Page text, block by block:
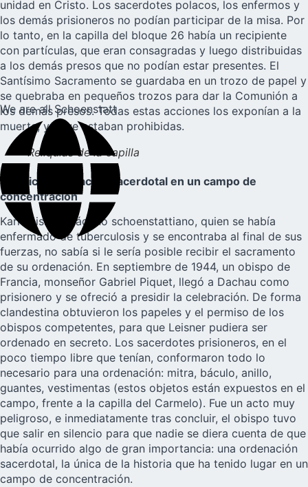
unidad en Cristo. Los sacerdotes polacos, los enfermos y
los demás prisioneros no podían participar de la misa. Por
lo tanto, en la capilla del bloque 26 había un recipiente
con partículas, que eran consagradas y luego distribuidas
a los demás presos que no podían estar presentes. El
Santísimo Sacramento se guardaba en un trozo de papel y
se quebraba en pequeños trozos para dar la Comunión a
los demás presos. Todas estas acciones los exponían a la
muerte, ya que estaban prohibidas.
Relíquias de la capilla
La única ordenación sacerdotal en un campo de
concentración
Karl Leisner
, diácono schoenstattiano, quien se había
enfermado de tuberculosis y se encontraba al final de sus
fuerzas, no sabía si le sería posible recibir el sacramento
de su ordenación. En septiembre de 1944, un obispo de
Francia, monseñor Gabriel Piquet, llegó a Dachau como
prisionero y se ofreció a presidir la celebración. De forma
clandestina obtuvieron los papeles y el permiso de los
obispos competentes, para que Leisner pudiera ser
ordenado en secreto. Los sacerdotes prisioneros, en el
poco tiempo libre que tenían, conformaron todo lo
necesario para una ordenación: mitra, báculo, anillo,
guantes, vestimentas (estos objetos están expuestos en el
campo, frente a la capilla del Carmelo). Fue un acto muy
peligroso, e inmediatamente tras concluir, el obispo tuvo
que salir en silencio para que nadie se diera cuenta de que
había ocurrido algo de gran importancia: una ordenación
sacerdotal, la única de la historia que ha tenido lugar en un
campo de concentración.
We are all Schoenstatt